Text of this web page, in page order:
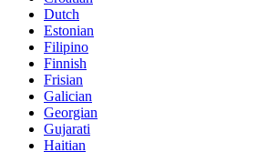
Dutch
Estonian
Filipino
Finnish
Frisian
Galician
Georgian
Gujarati
Haitian